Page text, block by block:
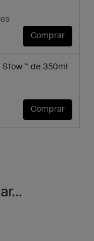
Comprar
™ de 350ml
Comprar